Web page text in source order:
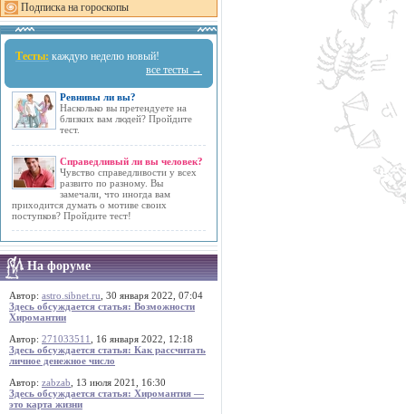
Подписка на гороскопы
Тесты: каждую неделю новый!
все тесты →
Ревнивы ли вы?
Насколько вы претендуете на
близких вам людей? Пройдите
тест.
Справедливый ли вы человек?
Чувство справедливости у всех
развито по разному. Вы
замечали, что иногда вам
приходится думать о мотиве своих
поступков? Пройдите тест!
На форуме
Автор: astro.sibnet.ru , 30 января 2022, 07:04
Здесь обсуждается статья: Возможности
Хиромантии
Автор: 271033511
, 16 января 2022, 12:18
Здесь обсуждается статья: Как рассчитать
личное денежное число
Автор: zabzab , 13 июля 2021, 16:30
Здесь обсуждается статья: Хиромантия —
это карта жизни